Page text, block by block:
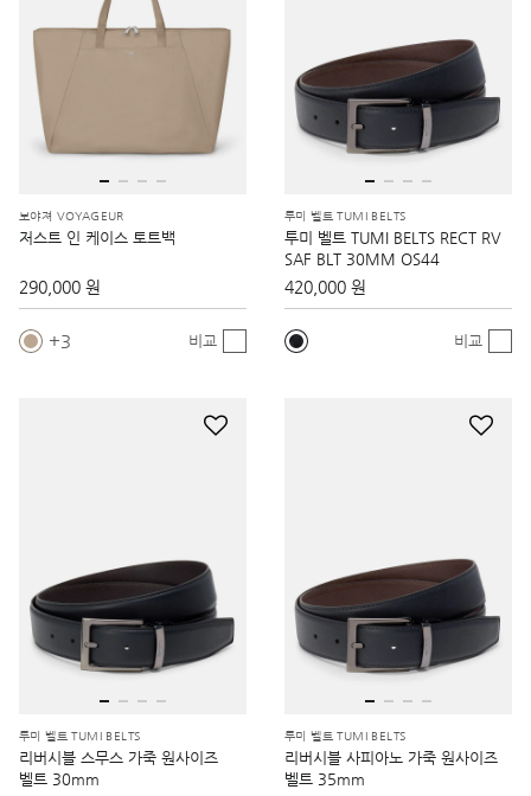
보야져 VOYAGEUR
저스트 인 케이스 토트백
290,000 원
3 비교
투미 벨트 TUMI BELTS
투미 벨트 TUMI BELTS RECT RV
SAF BLT 30MM OS44
420,000 원
비교
투미 벨트 TUMI BELTS
리버시블 스무스 가죽 원사이즈
벨트 30mm
투미 벨트 TUMI BELTS
리버시블 사피아노 가죽 원사이즈
벨트 35mm